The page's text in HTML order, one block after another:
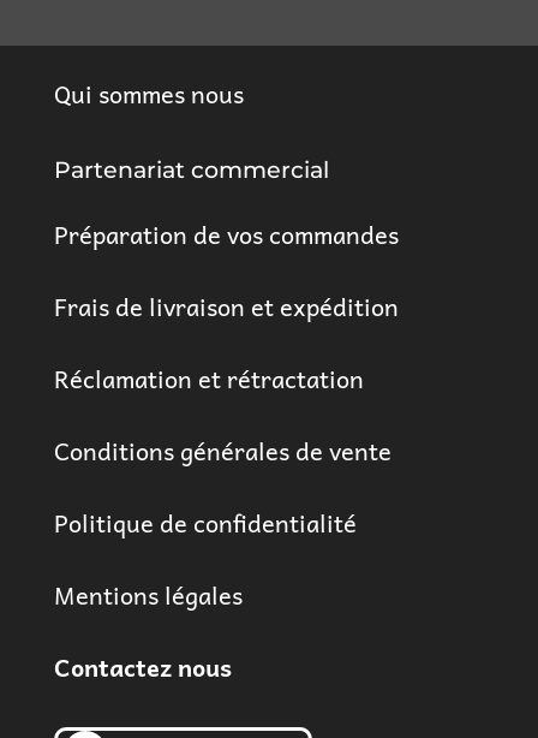
Qui sommes nous
Partenariat commercial
Préparation de vos commandes
Frais de livraison et expédition
Réclamation et rétractation
Conditions générales de vente
Politique de confidentialité
Mentions légales
Contactez nous